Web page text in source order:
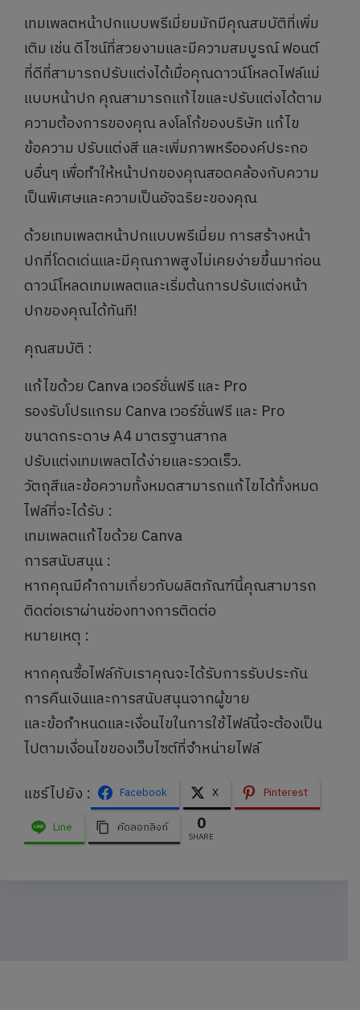
เทมเพลตหน้าปกแบบพรีเมี่ยมมักมีคุณสมบัติที่เพิ่ม
เติม เช่น ดีไซน์ที่สวยงามและมีความสมบูรณ์ ฟอนต์
ที่ดีที่สามารถปรับแต่งได้เมื่อคุณดาวน์โหลดไฟล์แม่
แบบหน้าปก คุณสามารถแก้ไขและปรับแต่งได้ตาม
ความต้องการของคุณ ลงโลโก้ของบริษัท แก้ไข
ข้อความ ปรับแต่งสี และเพิ่มภาพหรือองค์ประกอ
บอื่นๆ เพื่อทำให้หน้าปกของคุณสอดคล้องกับความ
เป็นพิเศษและความเป็นอัจฉริยะของคุณ
ด้วยเทมเพลตหน้าปกแบบพรีเมี่ยม การสร้างหน้า
ปกที่โดดเด่นและมีคุณภาพสูงไม่เคยง่ายขึ้นมาก่อน
ดาวน์โหลดเทมเพลตและเริ่มต้นการปรับแต่งหน้า
ปกของคุณได้ทันที!
คุณสมบัติ :
แก้ไขด้วย Canva เวอร์ชั่นฟรี และ Pro
รองรับโปรแกรม Canva เวอร์ชั่นฟรี และ Pro
ขนาดกระดาษ A4 มาตรฐานสากล
ปรับแต่งเทมเพลตได้ง่ายและรวดเร็ว.
วัตถุสีและข้อความทั้งหมดสามารถแก้ไขได้ทั้งหมด
ไฟล์ที่จะได้รับ :
เทมเพลตแก้ไขด้วย Canva
การสนับสนุน :
หากคุณมีคำถามเกี่ยวกับผลิตภัณฑ์นี้คุณสามารถ
ติดต่อเราผ่านช่องทางการติดต่อ
หมายเหตุ :
หากคุณซื้อไฟล์กับเราคุณจะได้รับการรับประกัน
การคืนเงินและการสนับสนุนจากผู้ขาย
และข้อกำหนดและเงื่อนไขในการใช้ไฟล์นี้จะต้องเป็น
ไปตามเงื่อนไขของเว็บไซต์ที่จำหน่ายไฟล์
แชร์ไปยัง :
Facebook X
Pinterest
Line
คัดลอกลิงก์ 0
SHARE